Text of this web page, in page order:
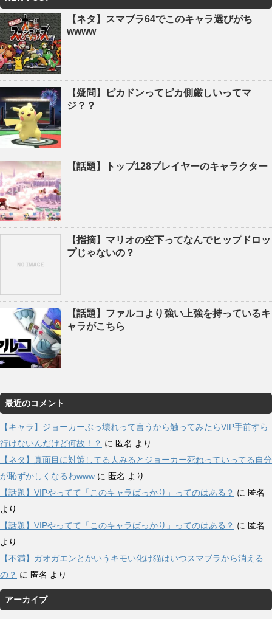
【ネタ】スマブラ64でこのキャラ選びがち
wwww
【疑問】ピカドンってピカ側厳しいってマ
ジ？？
【話題】トップ128プレイヤーのキャラクター
【指摘】マリオの空下ってなんでヒップドロッ
プじゃないの？
【話題】ファルコより強い上強を持っているキ
ャラがこちら
最近のコメント
【キャラ】ジョーカーぶっ壊れって言うから触ってみたらVIP手前すら
行けないんだけど何故！？ に 匿名 より
【ネタ】真面目に対策してる人みるとジョーカー死ねっていってる自分
が恥ずかしくなるわwww に 匿名 より
【話題】VIPやってて「このキャラばっかり」ってのはある？ に 匿名
より
【話題】VIPやってて「このキャラばっかり」ってのはある？ に 匿名
より
【不満】ガオガエンとかいうキモい化け猫はいつスマブラから消える
の？ に 匿名 より
アーカイブ